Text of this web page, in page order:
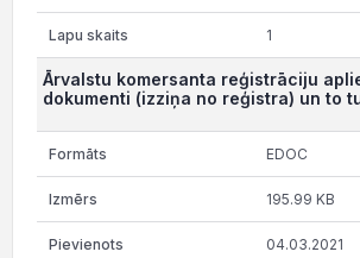
1
Ārvalstu komersanta reģistrāciju
dokumenti (izziņa no reģistra) un to
EDOC
195.99 KB
04.03.2021